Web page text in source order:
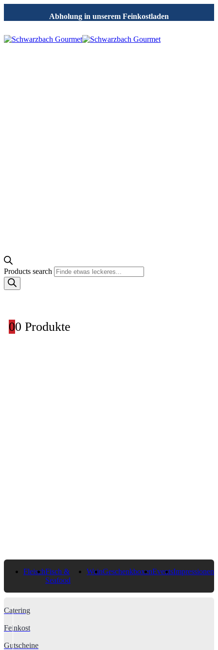
Abholung in unserem Feinkostladen
Products search
00 Produkte
FleischFisch &
Seafood
WeinGeschenkboxenEventsImpressionen
Catering
Feinkost
Gutscheine